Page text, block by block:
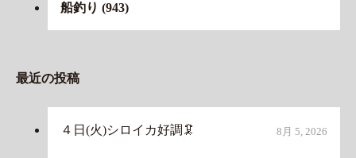
船釣り (943)
最近の投稿
４日(火)シロイカ好調🦑 8月 5, 2026